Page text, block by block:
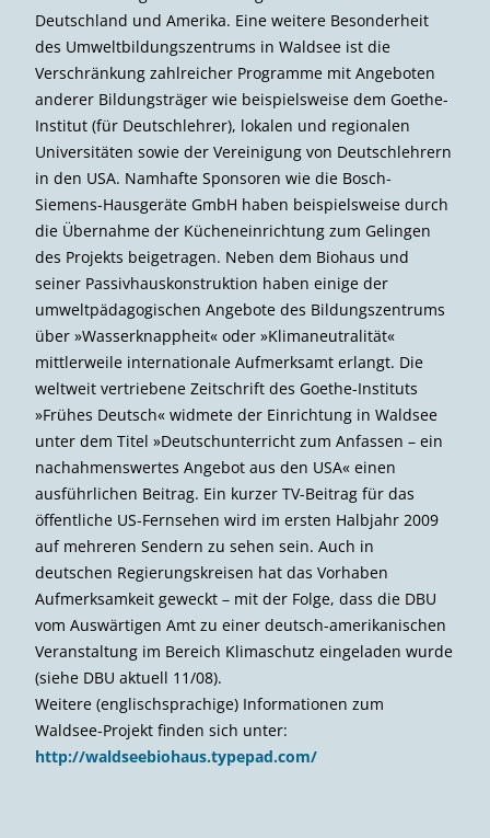
Deutschland und Amerika. Eine weitere Besonderheit
des Umweltbildungszentrums in Waldsee ist die
Verschränkung zahlreicher Programme mit Angeboten
anderer Bildungsträger wie beispielsweise dem Goethe-
Institut (für Deutschlehrer), lokalen und regionalen
Universitäten sowie der Vereinigung von Deutschlehrern
in den USA. Namhafte Sponsoren wie die Bosch-
Siemens-Hausgeräte GmbH haben beispielsweise durch
die Übernahme der Kücheneinrichtung zum Gelingen
des Projekts beigetragen. Neben dem Biohaus und
seiner Passivhauskonstruktion haben einige der
umweltpädagogischen Angebote des Bildungszentrums
über »Wasserknappheit« oder »Klimaneutralität«
mittlerweile internationale Aufmerksamt erlangt. Die
weltweit vertriebene Zeitschrift des Goethe-Instituts
»Frühes Deutsch« widmete der Einrichtung in Waldsee
unter dem Titel »Deutschunterricht zum Anfassen – ein
nachahmenswertes Angebot aus den USA« einen
ausführlichen Beitrag. Ein kurzer TV-Beitrag für das
öffentliche US-Fernsehen wird im ersten Halbjahr 2009
auf mehreren Sendern zu sehen sein. Auch in
deutschen Regierungs­kreisen hat das Vorhaben
Aufmerksamkeit geweckt – mit der Folge, dass die DBU
vom Auswärtigen Amt zu einer deutsch-amerikanischen
Veranstaltung im Bereich Klimaschutz eingeladen wurde
(siehe DBU aktuell 11/08).
Weitere (englischsprachige) Informationen zum
Waldsee-Projekt finden sich unter:
http://waldseebiohaus.typepad.com/